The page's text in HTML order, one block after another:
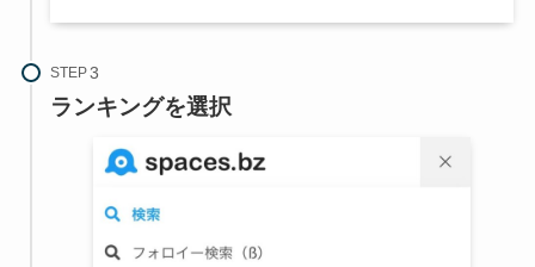
STEP
ランキングを選択